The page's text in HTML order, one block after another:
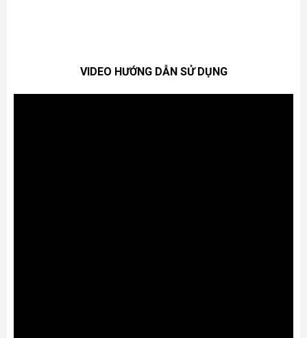
VIDEO HƯỚNG DẪN SỬ DỤNG